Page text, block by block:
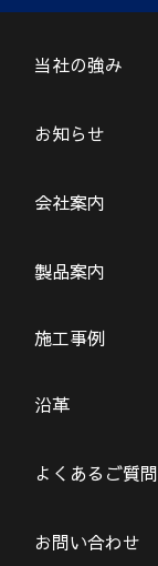
当社の強み
お知らせ
会社案内
製品案内
施工事例
沿革
よくあるご質問
お問い合わせ